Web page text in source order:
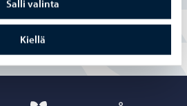
Salli valinta
Kiellä